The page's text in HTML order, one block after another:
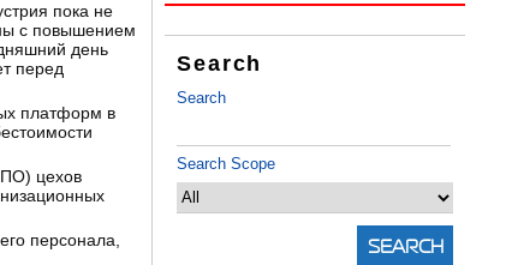
Search
Search
Search Scope
пока не
с повышением
день
перед
платформ в
цехов
персонала,